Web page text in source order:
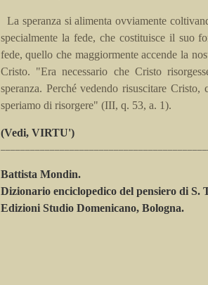
La speranza si alimenta ovviamente
specialmente la fede, che costituisce il suo
fede, quello che maggior­mente accende la
Cristo. "Era necessario che Cristo
speranza. Perché vedendo risuscitare
speriamo di risorge­re" (III, q. 53, a. 1).
(Vedi, VIRTU')
Battista Mondin.
Dizionario enciclopedico del pensiero di S.
Edizioni Studio Domenicano, Bologna.